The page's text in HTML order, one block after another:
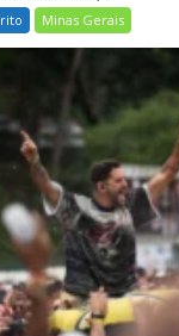
Minas Gerais